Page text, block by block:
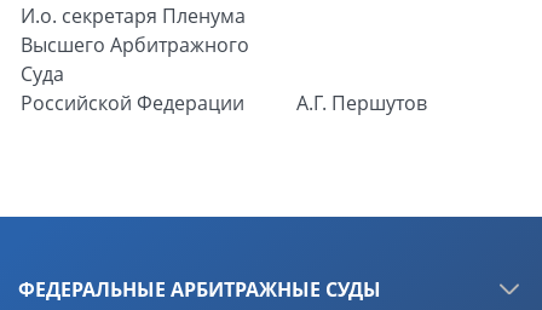
И.о. секретаря Пленума
Высшего Арбитражного
Суда
Российской Федерации
А.Г. Першутов
ФЕДЕРАЛЬНЫЕ АРБИТРАЖНЫЕ СУДЫ